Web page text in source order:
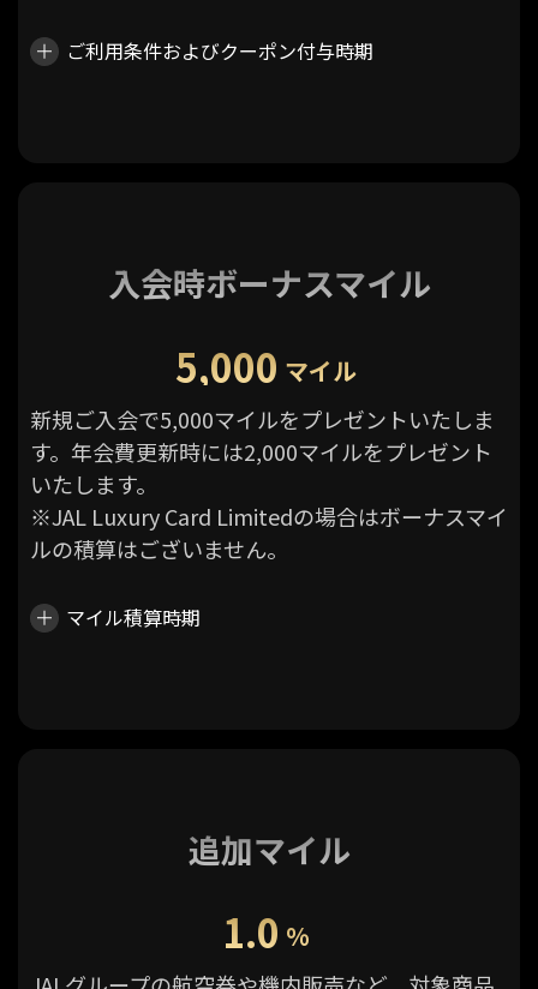
ご利用条件およびクーポン付与時期
入会時ボーナスマイル
5,000 マイル
新規ご入会で5,000マイルをプレゼントいたしま
す。年会費更新時には2,000マイルをプレゼント
いたします。
※JAL Luxury Card Limitedの場合はボーナスマイ
ルの積算はございません。
マイル積算時期
追加マイル
1.0 %